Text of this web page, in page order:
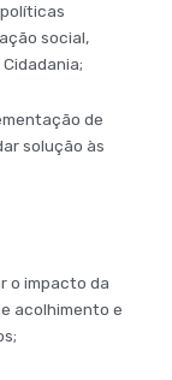
social,
de
solução às
o impacto da
acolhimento e